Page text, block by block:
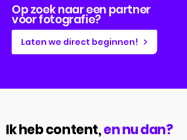
Op zoek naar een partner
voor fotografie?
Laten we direct beginnen!
Ik heb content,en nu dan?